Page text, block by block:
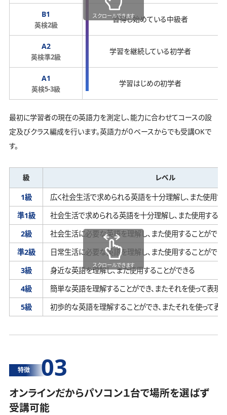
B1
英検2級
習得し始めている中級者
A2
英検準2級
学習を継続している初学者
A1
英検5-3級
学習はじめの初学者
スクロールできます
最初に学習者の現在の英語力を測定し、能力に合わせてコースの設
定及びクラス編成を行います。英語力が０ベースからでも受講OKで
す。
級 レベル
1級 広く社会生活で求められる英語を十分理解し、 また使用す
準1級
社会生活で求められる英語を十分理解し、 また使用するこ
2級
社会生活に必要な英語を理解し、 また使用することができ
準2級
日常生活に必要な英語を理解し、 また使用することができ
3級
身近な英語を理解し、また使用することができる
4級
簡単な英語を理解することができ、 またそれを使って表現
5級
初歩的な英語を理解することができ、 またそれを使って表
スクロールできます
特徴 03
オンラインだからパソコン１台で場所を選ばず
受講可能